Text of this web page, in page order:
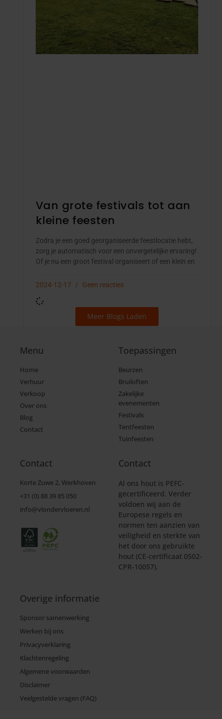
Van grote festivals tot aan
kleine feesten
Zodra je een goed georganiseerde feestlocatie hebt,
zorg je automatisch voor een onvergetelijke ervaring!
Of je nu een groot festival organiseert of een klein en
2024-12-17 Geen reacties
Meer Blogs Laden
Menu
Home
Verhuur
Verkoop
Over ons
Blog
Contact
Toepassingen
Beurzen
Bruiloften
Zakelijke
evenementen
Festivals
Tentfeesten
Tuinfeesten
Contact
Korte Zuwe 2, Werkhoven
+31 (0) 88 39 85 050
info@vlondervloeren.nl
Contact
Al ons hout is PEFC-
gecertificeerd. Verder
voldoen wij aan de
Europese regels en
normen ten aanzien van
veiligheid en sterkte van
het door ons gebruikte
hout (CE-certificaat 0502-
CPR-10057).
Overige informatie
Sponsor samenwerking
Werken bij ons
Privacyverklaring
Klachtenregeling
Algemene voorwaarden
Disclaimer
Veelgestelde vragen (FAQ)